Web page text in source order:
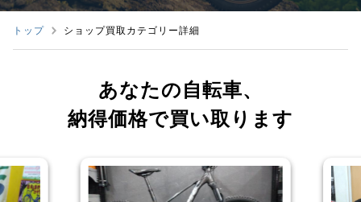
トップ ショップ買取カテゴリー詳細
あなたの自転車、
納得価格で買い取ります